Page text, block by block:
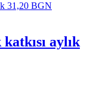
31,20 BGN
aylık